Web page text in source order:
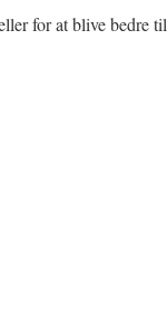
for at blive bedre til